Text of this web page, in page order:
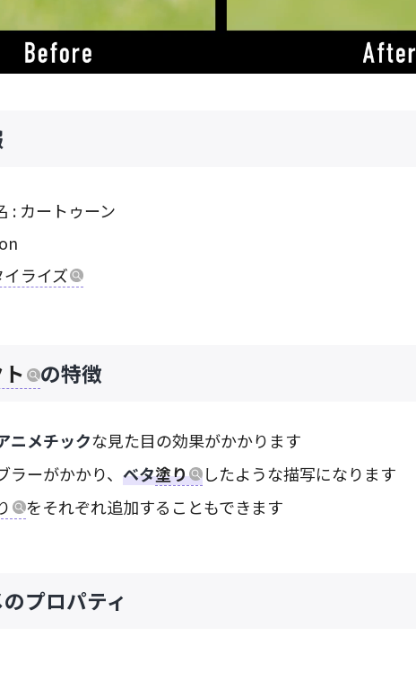
: カートゥーン
イライズ
の特徴
ニメチックな見た目の効果がかかります
ラーがかかり、 ベタ塗り
したような描写になります
をそれぞれ追加することもできます
プロパティ